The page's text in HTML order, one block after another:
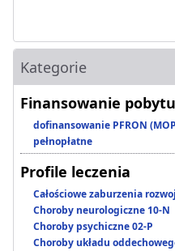
Kategorie
Finansowanie pobytu
dofinansowanie PFRON
pełnopłatne
Profile leczenia
Całościowe zaburzenia
Choroby neurologiczne 10-N
Choroby psychiczne 02-P
Choroby układu